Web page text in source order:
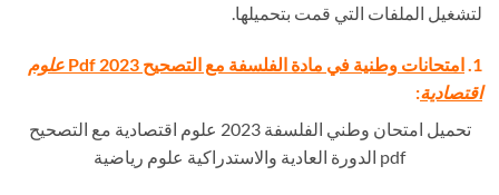
لتشغيل الملفات التي قمت بتحميلها.
1. امتحانات وطنية في مادة الفلسفة مع التصحيح Pdf 2023
علوم
اقتصادية:
تحميل امتحان وطني الفلسفة 2023 علوم اقتصادية مع التصحيح
pdf الدورة العادية والاستدراكية علوم رياضية